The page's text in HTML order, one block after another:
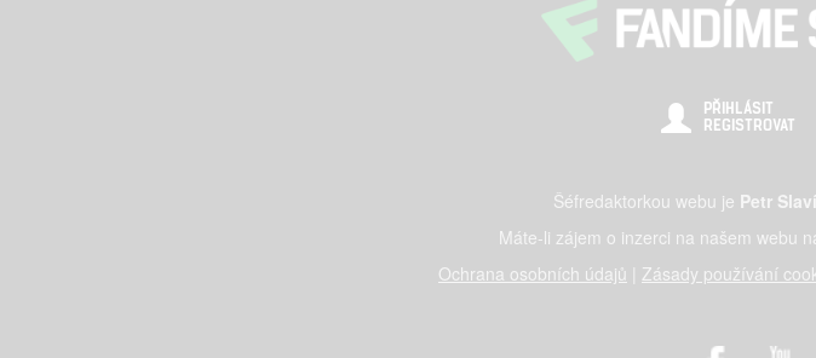
PŘIHLÁSIT
REGISTROVAT
Šéfredaktorkou webu je Petr
Máte-li zájem o inzerci na našem webu
Ochrana osobních údajů
Zásady používání